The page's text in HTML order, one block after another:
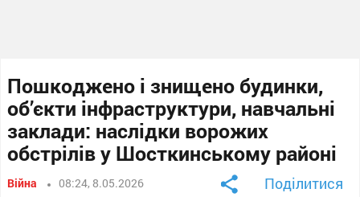
Пошкоджено і знищено будинки,
об’єкти інфраструктури, навчальні
заклади: наслідки ворожих
обстрілів у Шосткинському районі
Війна 08:24, 8.05.2026 Поділитися